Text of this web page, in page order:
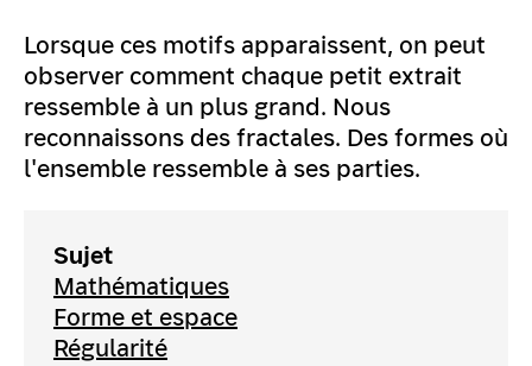
Lorsque ces motifs apparaissent, on peut
observer comment chaque petit extrait
ressemble à un plus grand. Nous
reconnaissons des fractales. Des formes où
l'ensemble ressemble à ses parties.
Sujet
Mathématiques
Forme et espace
Régularité